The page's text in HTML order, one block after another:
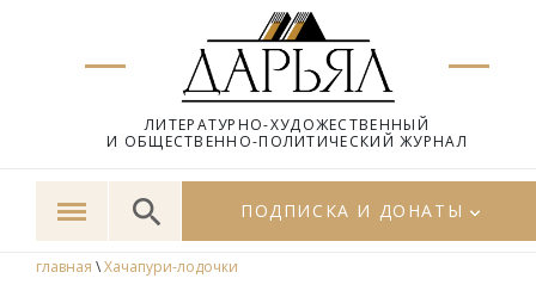
ЛИТЕРАТУРНО-ХУДОЖЕСТВЕННЫЙ
И ОБЩЕСТВЕННО-ПОЛИТИЧЕСКИЙ ЖУРНАЛ
ПОДПИСКА И ДОНАТЫ
главная \Хачапури-лодочки